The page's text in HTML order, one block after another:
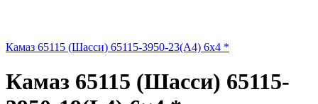
Камаз 65115 (Шасси) 65115-3950-23(А4) 6x4 *
Камаз 65115 (Шасси) 65115-